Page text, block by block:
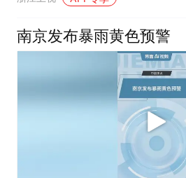
南京发布暴雨黄色预警